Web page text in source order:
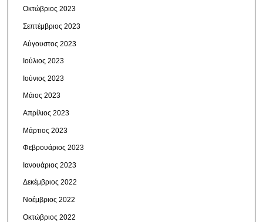
Οκτώβριος 2023
Σεπτέμβριος 2023
Αύγουστος 2023
Ιούλιος 2023
Ιούνιος 2023
Μάιος 2023
Απρίλιος 2023
Μάρτιος 2023
Φεβρουάριος 2023
Ιανουάριος 2023
Δεκέμβριος 2022
Νοέμβριος 2022
Οκτώβριος 2022